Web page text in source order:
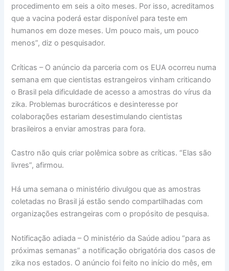
procedimento em seis a oito meses. Por isso, acreditamos
que a vacina poderá estar disponível para teste em
humanos em doze meses. Um pouco mais, um pouco
menos”, diz o pesquisador.
Críticas – O anúncio da parceria com os EUA ocorreu numa
semana em que cientistas estrangeiros vinham criticando
o Brasil pela dificuldade de acesso a amostras do vírus da
zika. Problemas burocráticos e desinteresse por
colaborações estariam desestimulando cientistas
brasileiros a enviar amostras para fora.
Castro não quis criar polêmica sobre as críticas. “Elas são
livres”, afirmou.
Há uma semana o ministério divulgou que as amostras
coletadas no Brasil já estão sendo compartilhadas com
organizações estrangeiras com o propósito de pesquisa.
Notificação adiada – O ministério da Saúde adiou “para as
próximas semanas” a notificação obrigatória dos casos de
zika nos estados. O anúncio foi feito no início do mês, em